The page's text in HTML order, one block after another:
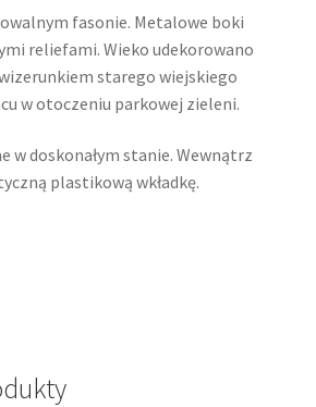
fasonie. Metalowe boki
reliefami. Wieko udekorowano
starego wiejskiego
w otoczeniu parkowej zieleni.
w doskonałym stanie. Wewnątrz
plastikową wkładkę.